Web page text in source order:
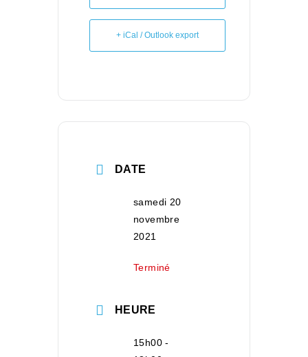
+ iCal / Outlook export
DATE
samedi 20
novembre
2021
Terminé
HEURE
15h00 -